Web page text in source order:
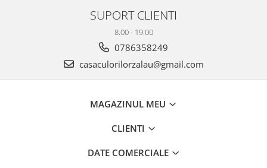
SUPORT CLIENTI
8.00 - 19.00
0786358249
casaculorilorzalau@gmail.com
MAGAZINUL MEU
CLIENTI
DATE COMERCIALE